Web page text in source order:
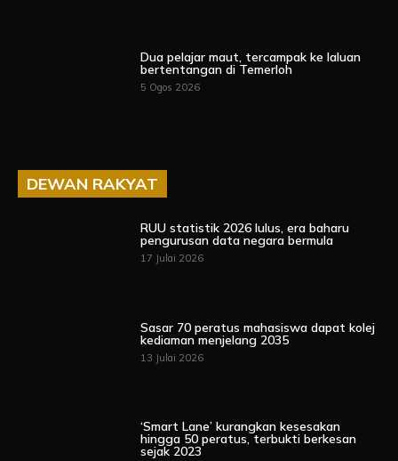
Dua pelajar maut, tercampak ke laluan
bertentangan di Temerloh
5 Ogos 2026
DEWAN RAKYAT
RUU statistik 2026 lulus, era baharu
pengurusan data negara bermula
17 Julai 2026
Sasar 70 peratus mahasiswa dapat kolej
kediaman menjelang 2035
13 Julai 2026
‘Smart Lane’ kurangkan kesesakan
hingga 50 peratus, terbukti berkesan
sejak 2023